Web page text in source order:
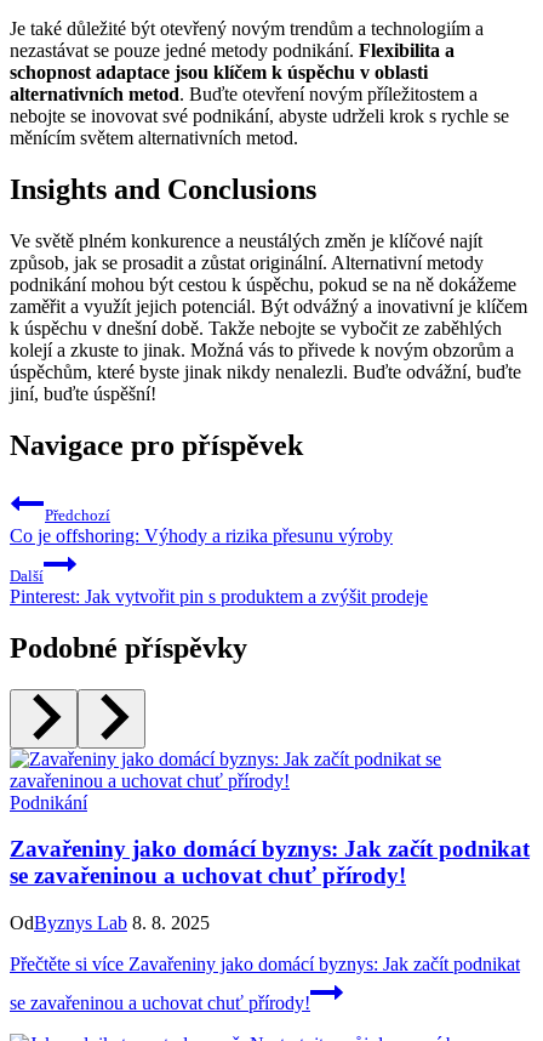
Je také důležité být otevřený novým trendům a technologiím a
nezastávat se pouze jedné metody podnikání. Flexibilita a
schopnost adaptace jsou klíčem k úspěchu v oblasti
alternativních metod. Buďte otevření novým příležitostem a
nebojte se inovovat své podnikání, abyste udrželi krok s rychle se
měnícím světem alternativních metod.
Insights and Conclusions
Ve světě plném konkurence a neustálých změn je klíčové najít
způsob, jak se prosadit a zůstat originální. Alternativní metody
podnikání mohou být cestou k úspěchu, pokud se na ně dokážeme
zaměřit a využít jejich potenciál. Být odvážný a inovativní je klíčem
k úspěchu v dnešní době. Takže nebojte se vybočit ze zaběhlých
kolejí a zkuste to jinak. Možná vás to přivede k novým obzorům a
úspěchům, které byste jinak nikdy nenalezli. Buďte odvážní, buďte
jiní, buďte úspěšní!
Navigace pro příspěvek
Předchozí
Co je offshoring: Výhody a rizika přesunu výroby
Další
Pinterest: Jak vytvořit pin s produktem a zvýšit prodeje
Podobné příspěvky
Podnikání
Zavařeniny jako domácí byznys: Jak začít podnikat
se zavařeninou a uchovat chuť přírody!
OdByznys Lab 8. 8. 2025
Přečtěte si více Zavařeniny jako domácí byznys: Jak začít podnikat
se zavařeninou a uchovat chuť přírody!